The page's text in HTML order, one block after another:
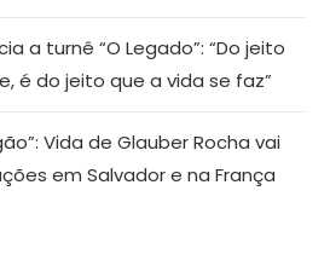
a turnê “O Legado”: “Do jeito
é do jeito que a vida se faz”
Vida de Glauber Rocha vai
em Salvador e na França